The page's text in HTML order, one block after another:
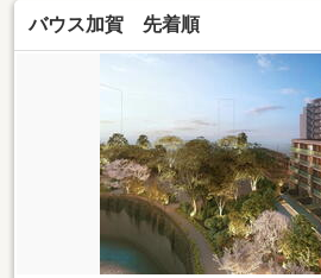
バウス加賀 先着順